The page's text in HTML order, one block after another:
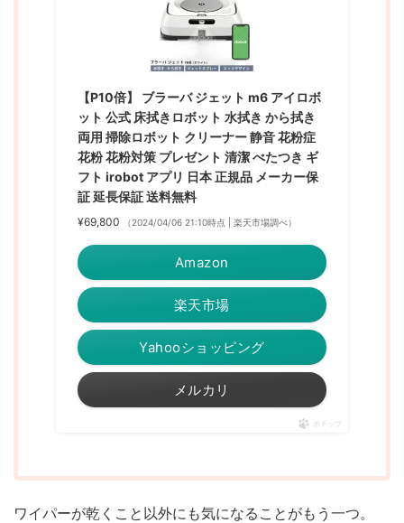
【P10倍】 ブラーバ ジェット m6 アイロボ
ット 公式 床拭きロボット 水拭き から拭き
両用 掃除ロボット クリーナー 静音 花粉症
花粉 花粉対策 プレゼント 清潔 べたつき ギ
フト irobot アプリ 日本 正規品 メーカー保
証 延長保証 送料無料
¥69,800 （2024/04/06 21:10時点 | 楽天市場調べ）
Amazon
楽天市場
Yahooショッピング
メルカリ
ポチップ
ワイパーが乾くこと以外にも気になることがもう一つ。